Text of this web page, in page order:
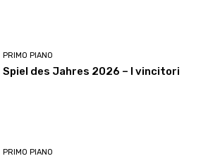
PRIMO PIANO
Spiel des Jahres 2026 – I vincitori
PRIMO PIANO